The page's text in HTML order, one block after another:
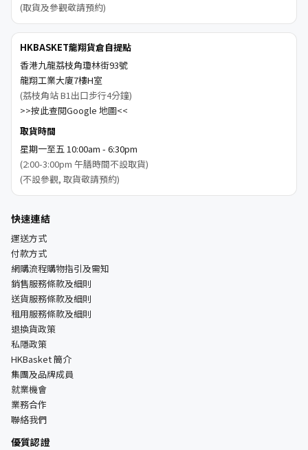
(取貨及參觀敬請預約)
HKBASKET龍翔貨倉自提點
香港九龍荔枝角瓊林街93號
龍翔工業大廈7樓H室
(荔枝角站 B1出口步行4分鐘)
>>按此查閱Google 地圖<<
取貨時間
星期一至五 10:00am - 6:30pm
(2:00-3:00pm 午膳時間不設取貨)
(不設參觀, 取貨敬請預約)
快速連結
運送方式
付款方式
網購流程購物指引及需知
銷售服務條款及細則
送貨服務條款及細則
租用服務條款及細則
退換貨政策
私隱政策
HKBasket 簡介
集團及品牌成員
就業機會
業務合作
聯絡我們
優質認證